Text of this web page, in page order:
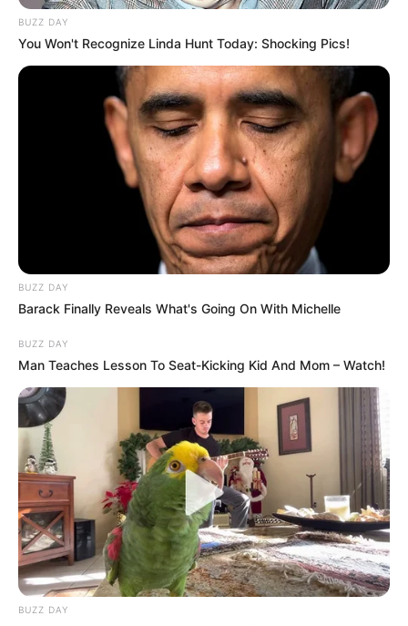
BUZZ DAY
You Won't Recognize Linda Hunt Today: Shocking Pics!
BUZZ DAY
Barack Finally Reveals What's Going On With Michelle
BUZZ DAY
Man Teaches Lesson To Seat-Kicking Kid And Mom – Watch!
BUZZ DAY